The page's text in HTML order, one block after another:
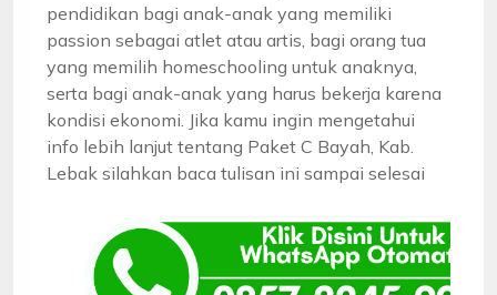
pendidikan bagi anak-anak yang memiliki
passion sebagai atlet atau artis, bagi orang tua
yang memilih homeschooling untuk anaknya,
serta bagi anak-anak yang harus bekerja karena
kondisi ekonomi. Jika kamu ingin mengetahui
info lebih lanjut tentang Paket C Bayah, Kab.
Lebak silahkan baca tulisan ini sampai selesai